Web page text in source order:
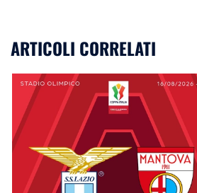
ARTICOLI CORRELATI